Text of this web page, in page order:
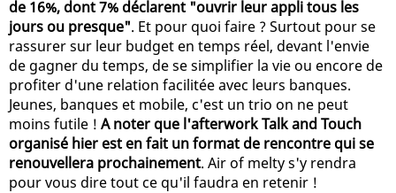
de 16%, dont 7% déclarent "ouvrir leur appli tous les
jours ou presque". Et pour quoi faire ? Surtout pour se
rassurer sur leur budget en temps réel, devant l'envie
de gagner du temps, de se simplifier la vie ou encore de
profiter d'une relation facilitée avec leurs banques.
Jeunes, banques et mobile, c'est un trio on ne peut
moins futile ! A noter que l'afterwork Talk and Touch
organisé hier est en fait un format de rencontre qui se
renouvellera prochainement. Air of melty s'y rendra
pour vous dire tout ce qu'il faudra en retenir !